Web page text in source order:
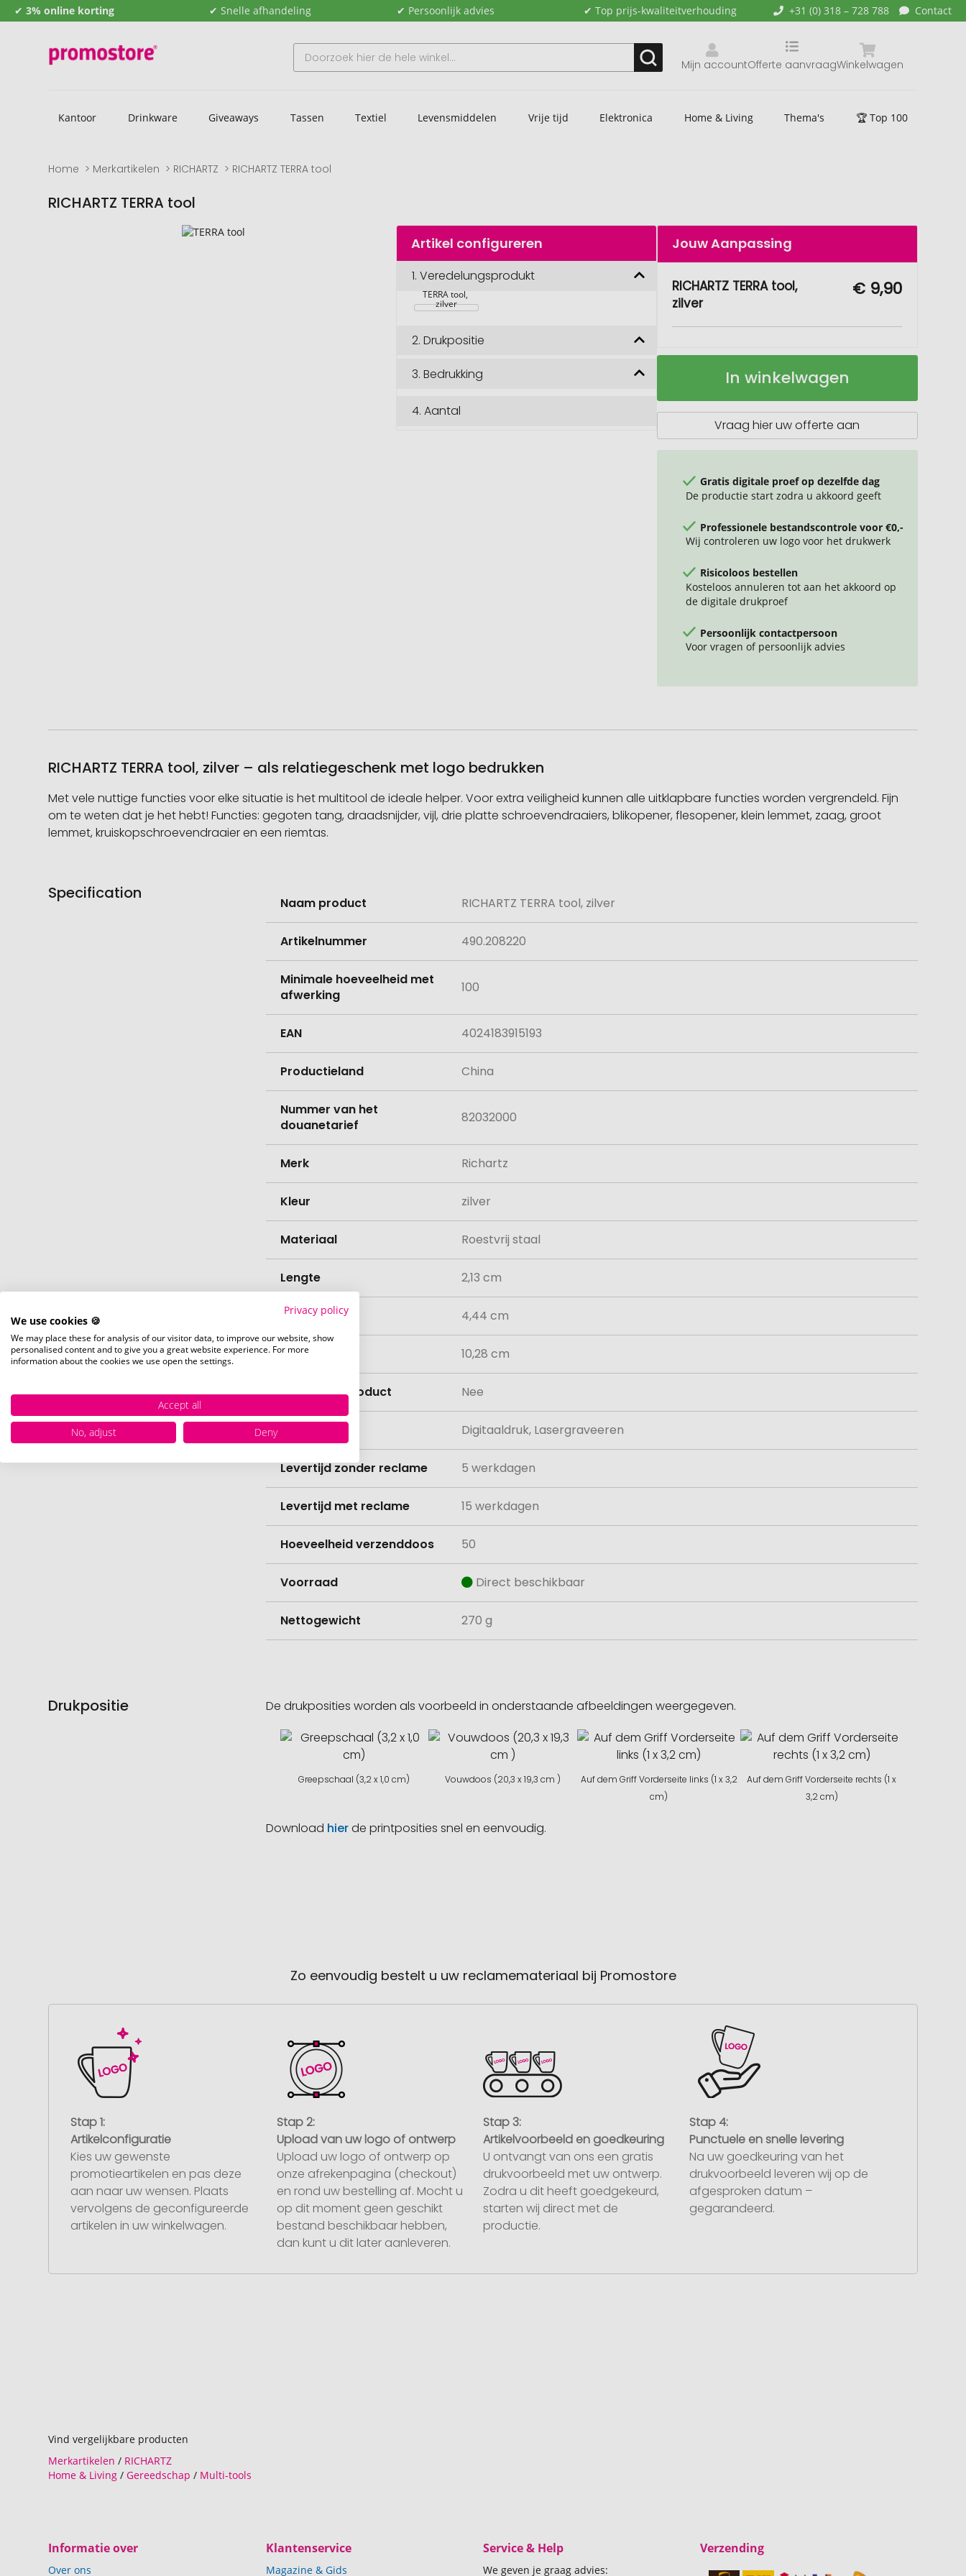
✔ 3% online korting ✔ Snelle afhandeling ✔ Persoonlijk advies ✔ Top prijs-kwaliteitverhouding +31 (0) 318 – 728 788 Contact
Mijn account Winkelwagen
Offerte aanvraag
Kantoor Drinkware Giveaways Tassen Textiel Levensmiddelen Vrije tijd Elektronica Home & Living Thema's 🏆 Top 100
Home Merkartikelen RICHARTZ RICHARTZ TERRA tool
RICHARTZ TERRA tool
Artikel configureren
1.Veredelungsprodukt
TERRA tool,
zilver
2.Drukpositie
3.Bedrukking
4.Aantal
Jouw Aanpassing
RICHARTZ TERRA tool,
zilver
€ 9,90
RICHARTZ
Op
In winkelwagen
Vraag hier uw offerte aan
Gratis digitale proef op dezelfde dag
De productie start zodra u akkoord geeft
Professionele bestandscontrole voor €0,-
Wij controleren uw logo voor het drukwerk
Risicoloos bestellen
Kosteloos annuleren tot aan het akkoord op
de digitale drukproef
Persoonlijk contactpersoon
Voor vragen of persoonlijk advies
RICHARTZ TERRA tool, zilver – als relatiegeschenk met logo bedrukken
Met vele nuttige functies voor elke situatie is het multitool de ideale helper. Voor extra veiligheid kunnen alle uitklapbare functies worden vergrendeld. Fijn
om te weten dat je het hebt! Functies: gegoten tang, draadsnijder, vijl, drie platte schroevendraaiers, blikopener, flesopener, klein lemmet, zaag, groot
lemmet, kruiskopschroevendraaier en een riemtas.
Specification
informatie
Naam product RICHARTZ TERRA tool, zilver
Artikelnummer 490.208220
Minimale hoeveelheid met
afwerking
100
EAN 4024183915193
Productieland China
Nummer van het
douanetarief
82032000
Merk Richartz
Kleur zilver
Materiaal Roestvrij staal
Lengte 2,13 cm
Breedte 4,44 cm
Hoogte 10,28 cm
Biologisch product Nee
Digitaaldruk, Lasergraveeren
Levertijd zonder reclame 5 werkdagen
Levertijd met reclame 15 werkdagen
Hoeveelheid verzenddoos 50
Voorraad Direct beschikbaar
Nettogewicht 270 g
Drukpositie De drukposities worden als voorbeeld in onderstaande afbeeldingen weergegeven.
Greepschaal (3,2 x 1,0 cm) Vouwdoos (20,3 x 19,3 cm )
Auf dem Griff Vorderseite links (1 x 3,2
cm)
Auf dem Griff Vorderseite rechts (1 x
3,2 cm)
Download hierde printposities snel en eenvoudig.
Zo eenvoudig bestelt u uw reclamemateriaal bij Promostore
Stap 1:
Artikelconfiguratie
Kies uw gewenste
promotieartikelen en pas deze
aan naar uw wensen. Plaats
vervolgens de geconfigureerde
artikelen in uw winkelwagen.
Stap 2:
Upload van uw logo of ontwerp
Upload uw logo of ontwerp op
onze afrekenpagina (checkout)
en rond uw bestelling af. Mocht u
op dit moment geen geschikt
bestand beschikbaar hebben,
dan kunt u dit later aanleveren.
Stap 3:
Artikelvoorbeeld en goedkeuring
U ontvangt van ons een gratis
drukvoorbeeld met uw ontwerp.
Zodra u dit heeft goedgekeurd,
starten wij direct met de
productie.
Stap 4:
Punctuele en snelle levering
Na uw goedkeuring van het
drukvoorbeeld leveren wij op de
afgesproken datum –
gegarandeerd.
Vind vergelijkbare producten
Merkartikelen / RICHARTZ
Home & Living /Gereedschap / Multi-tools
Informatie over
Over ons
Klantenservice
Magazine & Gids
Service & Help
We geven je graag advies:
Verzending
Privacy policy
We use cookies 🍪
We may place these for analysis of our visitor data, to improve our website, show
personalised content and to give you a great website experience. For more
information about the cookies we use open the settings.
Accept all
No, adjust
Deny